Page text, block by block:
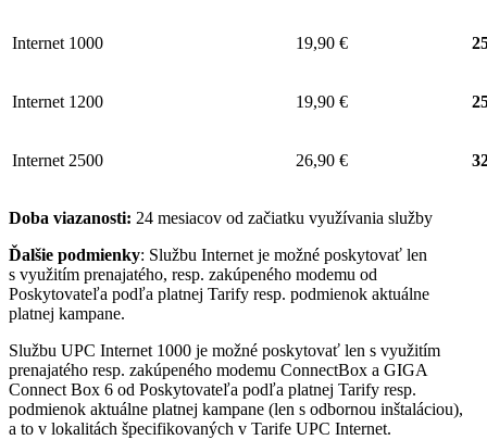
Internet 1000 19,90 €
Internet 1200 19,90 €
Internet 2500 26,90 €
Doba viazanosti: 24 mesiacov od začiatku využívania služby
Ďalšie podmienky: Službu Internet je možné poskytovať len
s využitím prenajatého, resp. zakúpeného modemu od
Poskytovateľa podľa platnej Tarify resp. podmienok aktuálne
platnej kampane.
Službu UPC Internet 1000 je možné poskytovať len s využitím
prenajatého resp. zakúpeného modemu ConnectBox a GIGA
Connect Box 6 od Poskytovateľa podľa platnej Tarify resp.
podmienok aktuálne platnej kampane (len s odbornou inštaláciou),
a to v lokalitách špecifikovaných v Tarife UPC Internet.